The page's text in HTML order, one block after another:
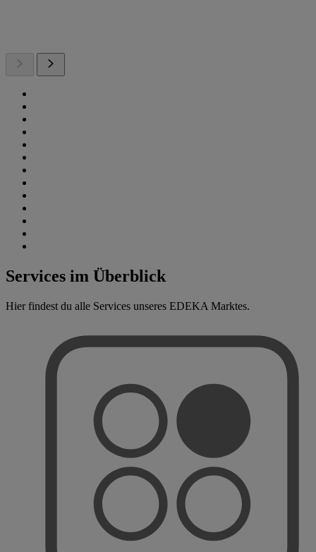
Services im Überblick
Hier findest du alle Services unseres EDEKA Marktes.